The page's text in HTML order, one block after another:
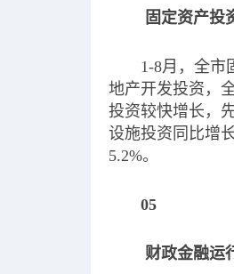
固定资产投
1-8月，全市
地产开发投资，
投资较快增长，
设施投资同比增
5.2%。
05
财政金融运